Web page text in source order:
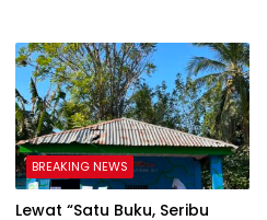
BREAKING NEWS
Lewat “Satu Buku, Seribu